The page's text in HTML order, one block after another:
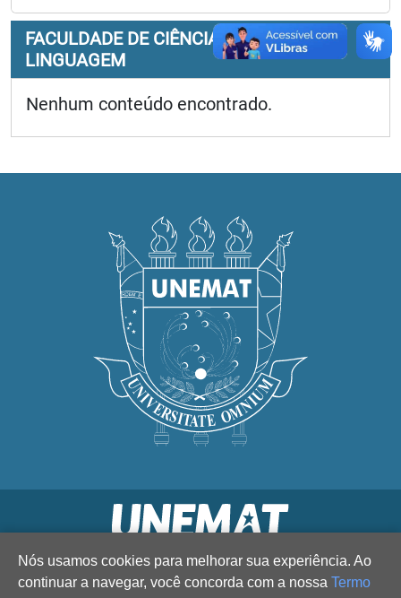
FACULDADE DE CIÊNCIAS HUMANAS E
LINGUAGEM
Nenhum conteúdo encontrado.
Nós usamos cookies para melhorar sua experiência. Ao
continuar a navegar, você concorda com a nossa Termo